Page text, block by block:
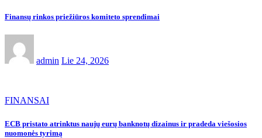
Finansų rinkos priežiūros komiteto sprendimai
admin Lie 24, 2026
FINANSAI
ECB pristato atrinktus naujų eurų banknotų dizainus ir pradeda viešosios
nuomonės tyrimą